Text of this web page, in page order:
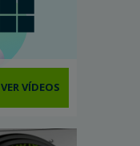
VER VÍDEOS